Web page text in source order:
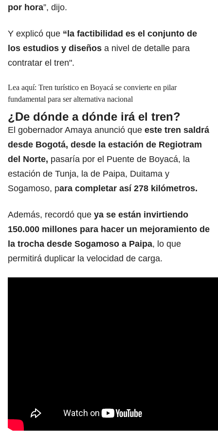
por hora”, dijo.
Y explicó que “la factibilidad es el conjunto de
los estudios y diseños a nivel de detalle para
contratar el tren".
Lea aquí: Tren turístico en Boyacá se convierte en pilar
fundamental para ser alternativa nacional
¿De dónde a dónde irá el tren?
El gobernador Amaya anunció que este tren saldrá
desde Bogotá, desde la estación de Regiotram
del Norte, pasaría por el Puente de Boyacá, la
estación de Tunja, la de Paipa, Duitama y
Sogamoso, para completar así 278 kilómetros.
Además, recordó que ya se están invirtiendo
150.000 millones para hacer un mejoramiento de
la trocha desde Sogamoso a Paipa, lo que
permitirá duplicar la velocidad de carga.